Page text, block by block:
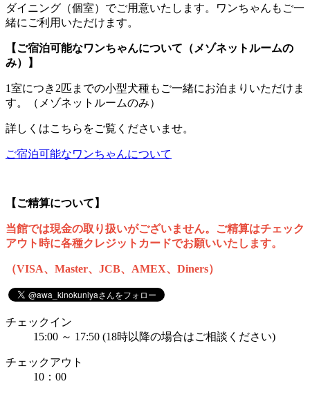
ダイニング（個室）でご用意いたします。ワンちゃんもご一
緒にご利用いただけます。
【ご宿泊可能なワンちゃんについて（メゾネットルームの
み）】
1室につき2匹までの小型犬種もご一緒にお泊まりいただけま
す。（メゾネットルームのみ）
詳しくはこちらをご覧くださいませ。
ご宿泊可能なワンちゃんについて
【ご精算について】
当館では現金の取り扱いがございません。ご精算はチェック
アウト時に各種クレジットカードでお願いいたします。
（VISA、Master、JCB、AMEX、Diners）
チェックイン
15:00 ～ 17:50 (18時以降の場合はご相談ください)
チェックアウト
10：00